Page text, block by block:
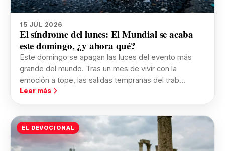
15 JUL 2026
El síndrome del lunes: El Mundial se acaba
este domingo, ¿y ahora qué?
Este domingo se apagan las luces del evento más
grande del mundo. Tras un mes de vivir con la
emoción a tope, las salidas tempranas del trab...
Leer más
EL DEVOCIONAL